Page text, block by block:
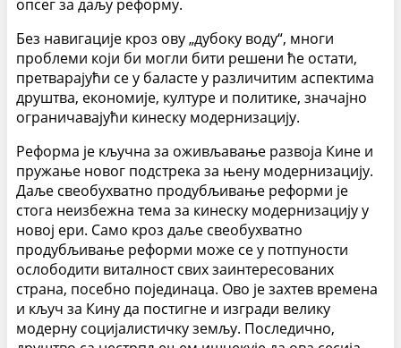
опсег за даљу реформу.
Без навигације кроз ову „дубоку воду“, многи
проблеми који би могли бити решени ће остати,
претварајући се у баласте у различитим аспектима
друштва, економије, културе и политике, значајно
ограничавајући кинеску модернизацију.
Реформа је кључна за оживљавање развоја Кине и
пружање новог подстрека за њену модернизацију.
Даље свеобухватно продубљивање реформи је
стога неизбежна тема за кинеску модернизацију у
новој ери. Само кроз даље свеобухватно
продубљивање реформи може се у потпуности
ослободити виталност свих заинтересованих
страна, посебно појединаца. Ово је захтев времена
и кључ за Кину да постигне и изгради велику
модерну социјалистичку земљу. Последично,